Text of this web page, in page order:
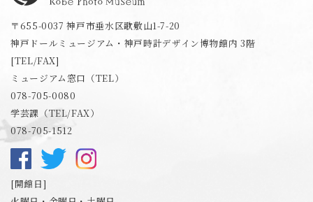
〒655-0037 神戸市垂水区歌敷山1-7-20
神戸ドールミュージアム・神戸時計デザイン博物館内 3階
[TEL/FAX]
ミュージアム窓口（TEL）
078-705-0080
学芸課（TEL/FAX）
078-705-1512
開館日